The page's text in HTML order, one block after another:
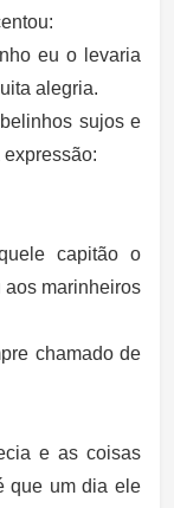
eu o levaria
alegria.
sujos e
capitão o
aos marinheiros
chamado de
e as coisas
que um dia ele